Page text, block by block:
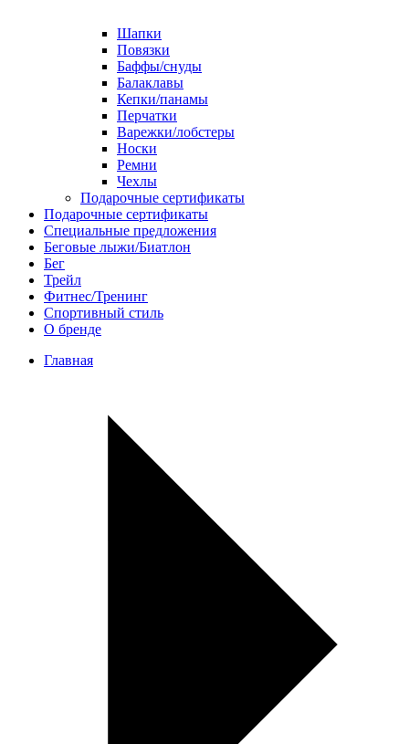
Шапки
Повязки
Баффы/снуды
Балаклавы
Кепки/панамы
Перчатки
Варежки/лобстеры
Носки
Ремни
Чехлы
Подарочные сертификаты
Подарочные сертификаты
Специальные предложения
Беговые лыжи/Биатлон
Бег
Трейл
Фитнес/Тренинг
Спортивный стиль
О бренде
Главная